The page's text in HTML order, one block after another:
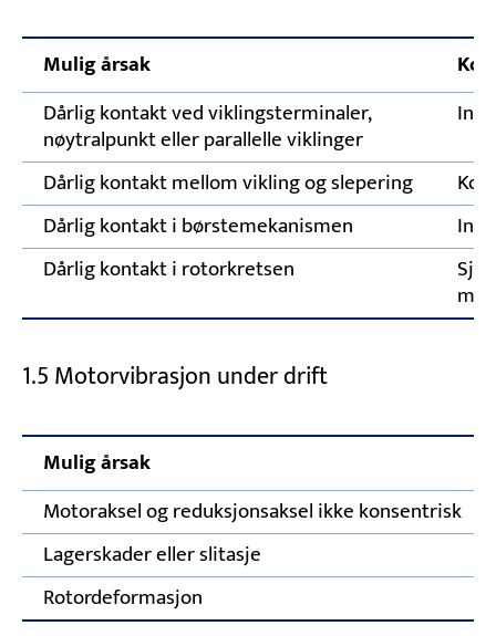
Mulig årsak
Dårlig kontakt ved viklingsterminaler,
nøytralpunkt eller parallelle viklinger
Dårlig kontakt mellom vikling og slepering
Dårlig kontakt i børstemekanismen
Dårlig kontakt i rotorkretsen
1.5 Motorvibrasjon under drift
Mulig årsak
Motoraksel og reduksjonsaksel ikke konsentrisk
Lagerskader eller slitasje
Rotordeformasjon